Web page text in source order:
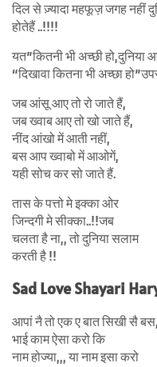
दिल से ज़्यादा महफूज़ जगह नहीं
होतेहैं ..!!!!
यत”कितनी भी अच्छी
“दिखावा कितना भी अच्छा
जब आंसू आए तो रो जाते हैं,
जब ख्वाब आए तो खो जाते हैं,
नींद आंखो में आती नहीं,
बस आप ख्वाबो में आओगें,
यही सोच कर सो जाते हैं.
तास के पत्तो मे इक्का ओर
जिन्दगी मे सीक्का..!!जब
चलता है ना,, तो दुनिया सलाम
करती है !!
Sad Love Shayari
आपां नै तो एक ए बात सिखी सै
भाई काम ऐसा करो कि
नाम होज्या,,, या नाम इसा करो